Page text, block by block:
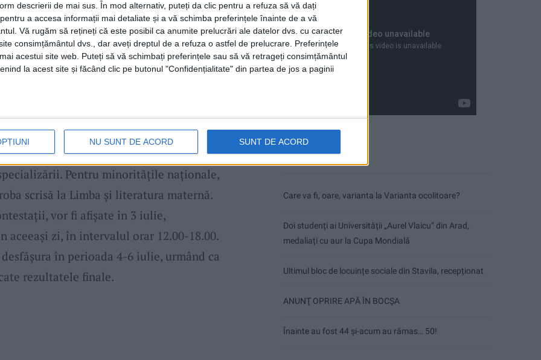
descrierii de mai sus. În mod alternativ, puteți da clic pentru a refuza să vă dați
a accesa informații mai detaliate și a vă schimba preferințele înainte de a vă
Vă rugăm să rețineți că este posibil ca anumite prelucrări ale datelor dvs. cu caracter
consimțământul dvs., dar aveți dreptul de a refuza o astfel de prelucrare. Preferințele
acestui site web. Puteți să vă schimbați preferințele sau să vă retrageți consimțământul
la acest site și făcând clic pe butonul "Confidențialitate" din partea de jos a paginii
NU SUNT DE ACORD SUNT DE ACORD
varianta extrasă pentru profilele real şi
subiectul al treilea la Limba şi literatura
eseu de minimum 400 de cuvinte în
unui text narativ studiat, aparținând lui
continuă marți, 27 iunie, cu proba scrisă
28 iunie, candidaţii vor susţine proba
Pentru minorităţile naţionale,
scrisă la Limba şi literatura maternă.
vor fi afişate în 3 iulie,
aceeaşi zi, în intervalul orar 12.00-18.00.
în perioada 4-6 iulie, urmând ca
rezultatele finale.
Articole recente
Care va fi, oare, varianta la Varianta ocolitoare?
Doi studenți ai Universității „Aurel Vlaicu” din Arad,
medaliați cu aur la Cupa Mondială
Ultimul bloc de locuințe sociale din Stavila, recepționat
ANUNŢ OPRIRE APĂ ÎN BOCȘA
Înainte au fost 44 și-acum au rămas… 50!